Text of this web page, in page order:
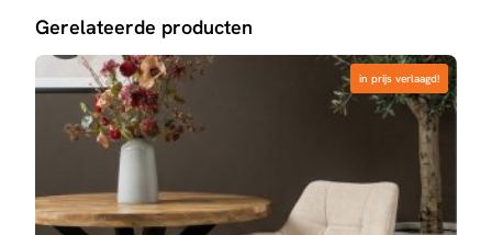
Gerelateerde producten
in prijs verlaagd!
in prijs verlaagd!